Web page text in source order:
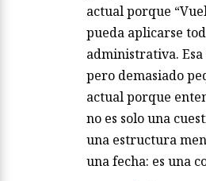
actual porque
pueda aplicarse
administrativa.
pero demasiado
actual porque
no es solo una
una estructura
una fecha: es una